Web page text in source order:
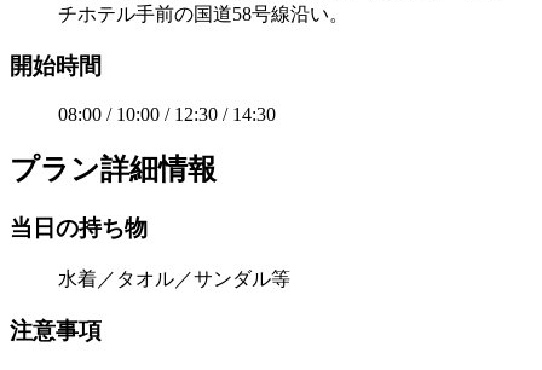
チホテル手前の国道58号線沿い。
開始時間
08:00 / 10:00 / 12:30 / 14:30
プラン詳細情報
当日の持ち物
水着／タオル／サンダル等
注意事項